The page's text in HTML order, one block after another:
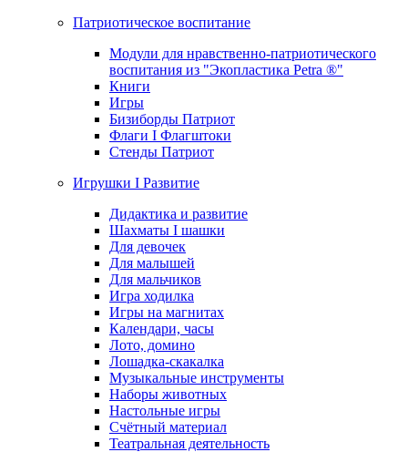
Патриотическое воспитание
Модули для нравственно-патриотического
воспитания из "Экопластика Petra ®"
Книги
Игры
Бизиборды Патриот
Флаги I Флагштоки
Стенды Патриот
Игрушки I Развитие
Дидактика и развитие
Шахматы I шашки
Для девочек
Для малышей
Для мальчиков
Игра ходилка
Игры на магнитах
Календари, часы
Лото, домино
Лошадка-скакалка
Музыкальные инструменты
Наборы животных
Настольные игры
Счётный материал
Театральная деятельность